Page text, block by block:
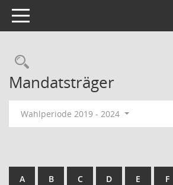
Toggle navigation
Rechercheauswahl
Mandatsträger
Wahlperiode 2019 - 2024
A B C D E F